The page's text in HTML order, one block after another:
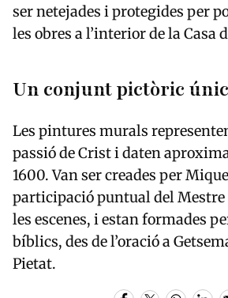
ser netejades i protegides per
les obres a l’interior de laCasa
Un conjunt pictòric
Les pintures murals
passió de Crist i daten
1600. Van ser creades per
participació puntual del Mestre
les escenes, i estan formades
bíblics, des de l’oració a
Pietat.